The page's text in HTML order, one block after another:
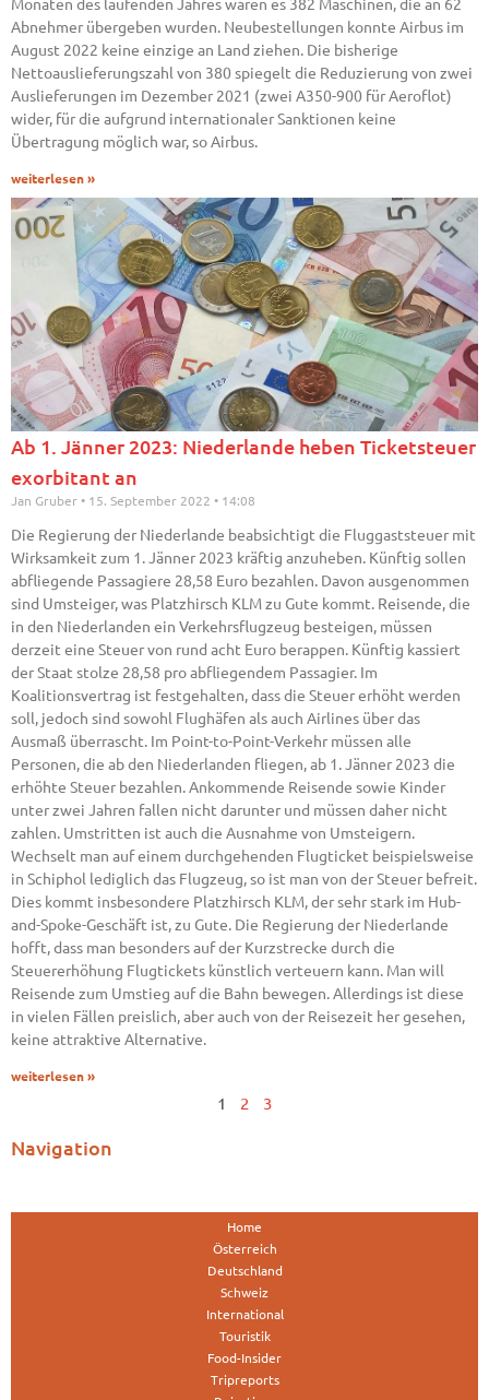
Abnehmer übergeben wurden. Neubestellungen konnte Airbus im
August 2022 keine einzige an Land ziehen. Die bisherige
Nettoauslieferungszahl von 380 spiegelt die Reduzierung von zwei
Auslieferungen im Dezember 2021 (zwei A350-900 für Aeroflot)
wider, für die aufgrund internationaler Sanktionen keine
Übertragung möglich war, so Airbus.
weiterlesen »
Ab 1. Jänner 2023: Niederlande heben Ticketsteuer
exorbitant an
Jan Gruber 15. September 2022 14:08
Die Regierung der Niederlande beabsichtigt die Fluggaststeuer mit
Wirksamkeit zum 1. Jänner 2023 kräftig anzuheben. Künftig sollen
abfliegende Passagiere 28,58 Euro bezahlen. Davon ausgenommen
sind Umsteiger, was Platzhirsch KLM zu Gute kommt. Reisende, die
in den Niederlanden ein Verkehrsflugzeug besteigen, müssen
derzeit eine Steuer von rund acht Euro berappen. Künftig kassiert
der Staat stolze 28,58 pro abfliegendem Passagier. Im
Koalitionsvertrag ist festgehalten, dass die Steuer erhöht werden
soll, jedoch sind sowohl Flughäfen als auch Airlines über das
Ausmaß überrascht. Im Point-to-Point-Verkehr müssen alle
Personen, die ab den Niederlanden fliegen, ab 1. Jänner 2023 die
erhöhte Steuer bezahlen. Ankommende Reisende sowie Kinder
unter zwei Jahren fallen nicht darunter und müssen daher nicht
zahlen. Umstritten ist auch die Ausnahme von Umsteigern.
Wechselt man auf einem durchgehenden Flugticket beispielsweise
in Schiphol lediglich das Flugzeug, so ist man von der Steuer befreit.
Dies kommt insbesondere Platzhirsch KLM, der sehr stark im Hub-
and-Spoke-Geschäft ist, zu Gute. Die Regierung der Niederlande
hofft, dass man besonders auf der Kurzstrecke durch die
Steuererhöhung Flugtickets künstlich verteuern kann. Man will
Reisende zum Umstieg auf die Bahn bewegen. Allerdings ist diese
in vielen Fällen preislich, aber auch von der Reisezeit her gesehen,
keine attraktive Alternative.
weiterlesen »
1 2 3
Navigation
Home
Österreich
Deutschland
Schweiz
International
Touristik
Food-Insider
Tripreports